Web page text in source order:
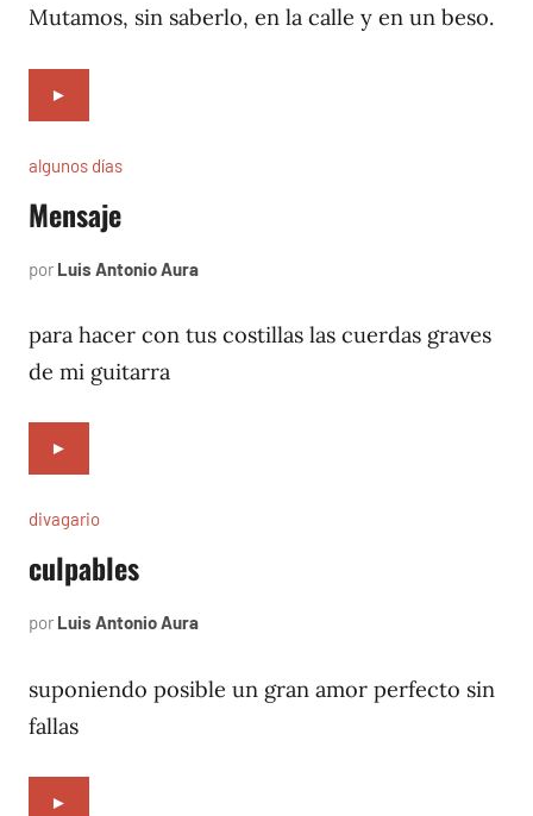
1997
Mutamos, sin saberlo, en la calle y en un beso.
►
algunos días
Mensaje
por Luis Antonio Aura
1997
para hacer con tus costillas las cuerdas graves
de mi guitarra
►
divagario
culpables
por Luis Antonio Aura
1996
suponiendo posible un gran amor perfecto sin
fallas
►